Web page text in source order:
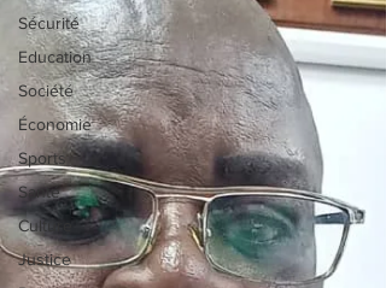
Sécurité
Education
Société
Économie
Sports
Santé
Culture
Justice